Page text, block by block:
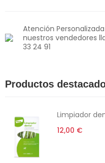
Atención
nuestros vendedores
33 24 91
Productos
Limpiador
12,00 €